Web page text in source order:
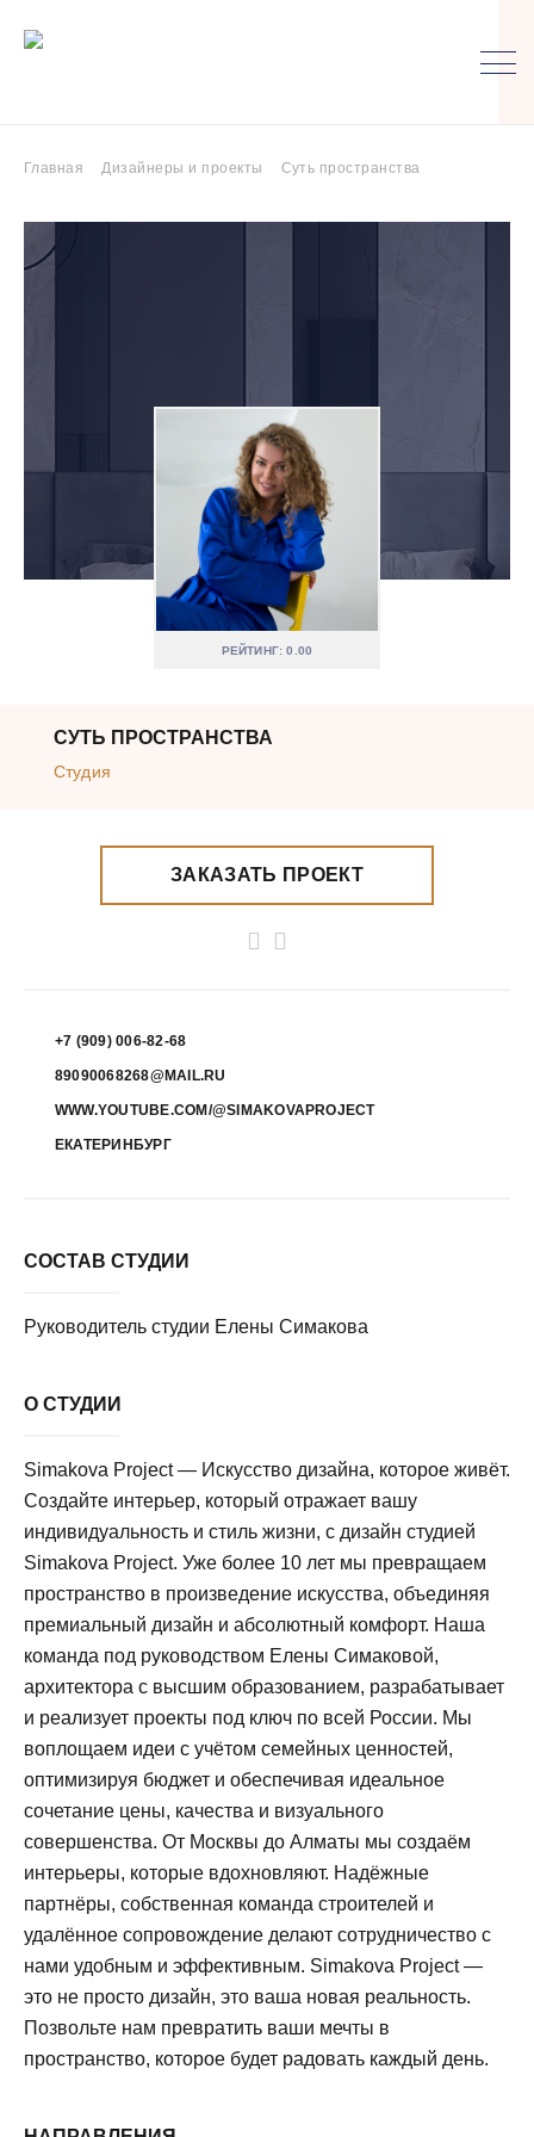
Главная Дизайнеры и проекты Суть пространства
РЕЙТИНГ: 0.00
СУТЬ ПРОСТРАНСТВА
Студия
ЗАКАЗАТЬ ПРОЕКТ
+7 (909) 006-82-68
89090068268@MAIL.RU
WWW.YOUTUBE.COM/@SIMAKOVAPROJECT
ЕКАТЕРИНБУРГ
СОСТАВ СТУДИИ
Руководитель студии Елены Симакова
О СТУДИИ
Simakova Project — Искусство дизайна, которое живёт.
Создайте интерьер, который отражает вашу
индивидуальность и стиль жизни, с дизайн студией
Simakova Project. Уже более 10 лет мы превращаем
пространство в произведение искусства, объединяя
премиальный дизайн и абсолютный комфорт. Наша
команда под руководством Елены Симаковой,
архитектора с высшим образованием, разрабатывает
и реализует проекты под ключ по всей России. Мы
воплощаем идеи с учётом семейных ценностей,
оптимизируя бюджет и обеспечивая идеальное
сочетание цены, качества и визуального
совершенства. От Москвы до Алматы мы создаём
интерьеры, которые вдохновляют. Надёжные
партнёры, собственная команда строителей и
удалённое сопровождение делают сотрудничество с
нами удобным и эффективным. Simakova Project —
это не просто дизайн, это ваша новая реальность.
Позвольте нам превратить ваши мечты в
пространство, которое будет радовать каждый день.